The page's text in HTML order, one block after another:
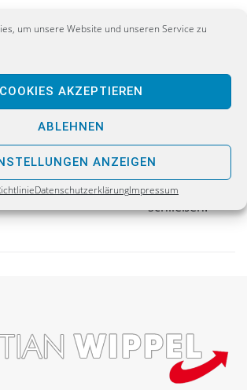
um unsere Website und unseren Service zu
COOKIES AKZEPTIEREN
ABLEHNEN
ANZEIGEN
DatenschutzerklärungImpressum
der „Muslimbrüder“ im
sinnvoll nutzen oder gleich
schließen!